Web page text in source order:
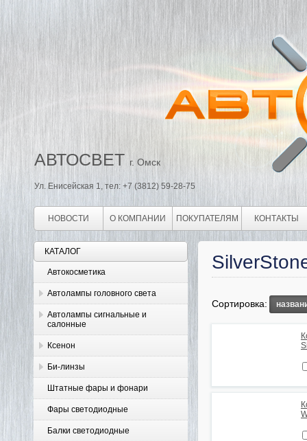
АВТОСВЕТ г. Омск
Ул. Енисейская 1, тел: +7 (3812) 59-28-75
НОВОСТИ О КОМПАНИИ ПОКУПАТЕЛЯМ КОНТАКТЫ
КАТАЛОГ
Автокосметика
Автолампы головного света
Автолампы сигнальные и
салонные
Ксенон
Би-линзы
Штатные фары и фонари
Фары светодиодные
Балки светодиодные
Сортировка: